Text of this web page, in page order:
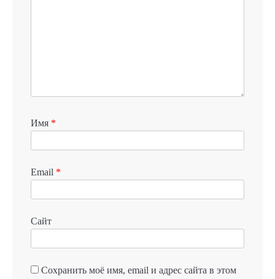
Имя *
Email *
Сайт
Сохранить моё имя, email и адрес сайта в этом